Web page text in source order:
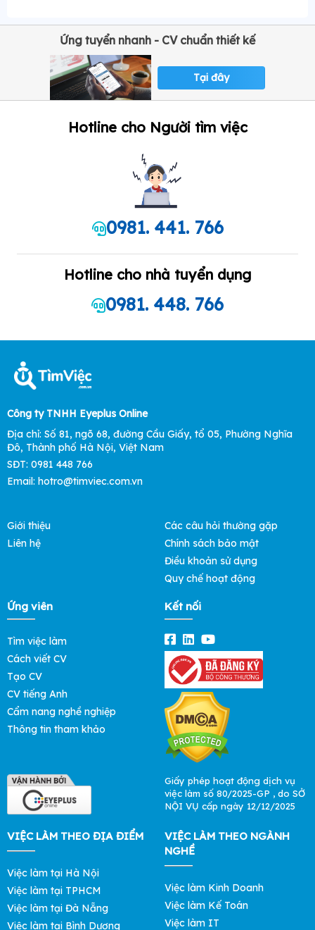
Ứng tuyển nhanh - CV chuẩn thiết kế
Tại đây
Hotline cho Người tìm việc
0981. 441. 766
Hotline cho nhà tuyển dụng
0981. 448. 766
Công ty TNHH Eyeplus Online
Địa chỉ: Số 81, ngõ 68, đường Cầu Giấy, tổ 05, Phường Nghĩa
Đô, Thành phố Hà Nội, Việt Nam
SĐT: 0981 448 766
Email: hotro@timviec.com.vn
Giới thiệu
Liên hệ
Các câu hỏi thường gặp
Chính sách bảo mật
Điều khoản sử dụng
Quy chế hoạt động
Ứng viên
Tìm việc làm
Cách viết CV
Tạo CV
CV tiếng Anh
Cẩm nang nghề nghiệp
Thông tin tham khảo
Kết nối
Giấy phép hoạt động dịch vụ
việc làm số 80/2025-GP , do SỞ
NỘI VỤ cấp ngày 12/12/2025
VIỆC LÀM THEO ĐỊA ĐIỂM
Việc làm tại Hà Nội
Việc làm tại TPHCM
Việc làm tại Đà Nẵng
Việc làm tại Bình Dương
VIỆC LÀM THEO NGÀNH
NGHỀ
Việc làm Kinh Doanh
Việc làm Kế Toán
Việc làm IT